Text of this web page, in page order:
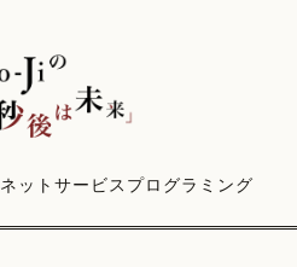
ネットサービス プログラミング